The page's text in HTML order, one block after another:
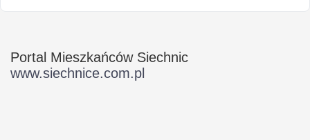
Portal Mieszkańców Siechnic
www.siechnice.com.pl